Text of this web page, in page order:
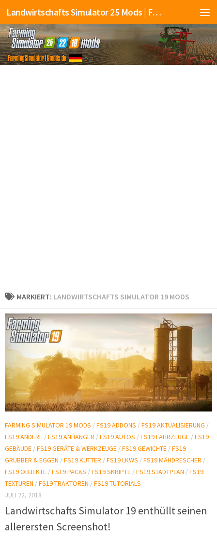
Landwirtschafts Simulator 25 Mods | Farming Simulator 25 Mods | FS25 Mods
MARKIERT: LANDWIRTSCHAFTS SIMULATOR 19 MODS
FARMING SIMULATOR 19 MODS /FS19 ADDONS /FS19 AKTUALISIERUNG /
FS19 ANDERE /FS19 ANHÄNGER /FS19 AUTOS /FS19 FAHRZEUGE /FS19
GEBÄUDE /FS19 GERÄTE & WERKZEUGE /FS19 GEWICHTE /FS19
GRUBBER & EGGEN /FS19 KUTTER /FS19 LKWS /FS19 MÄHDRESCHER /
FS19 OBJEKTE /FS19 PACKS /FS19 SKRIPTE /FS19 STADTPLAN /FS19
TEXTUREN /FS19 TRAKTOREN /FS19 TUTORIALS
JULI 22, 2018
Landwirtschafts Simulator 19 enthüllt seinen
allerersten Screenshot!